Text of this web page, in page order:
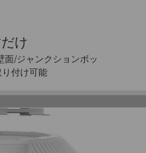
け
面/ジャンクションボッ
り付け可能